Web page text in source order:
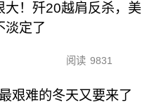
大！歼20越肩反杀，美
淡定了
阅读 9831
艰难的冬天又要来了